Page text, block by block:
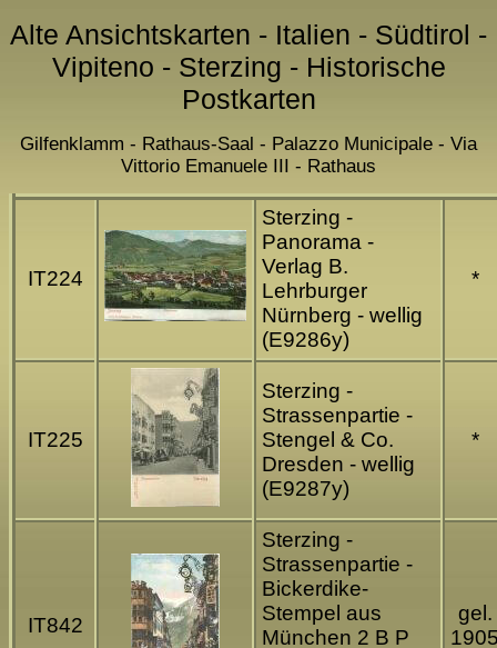
Alte Ansichtskarten - Italien - Südtirol -
Vipiteno - Sterzing - Historische
Postkarten
Gilfenklamm - Rathaus-Saal - Palazzo Municipale - Via
Vittorio Emanuele III - Rathaus
IT224
Sterzing -
Panorama -
Verlag B.
Lehrburger
Nürnberg - wellig
(E9286y)
*
IT225
Sterzing -
Strassenpartie -
Stengel & Co.
Dresden - wellig
(E9287y)
*
IT842
Sterzing -
Strassenpartie -
Bickerdike-
Stempel aus
München 2 B P
gel.